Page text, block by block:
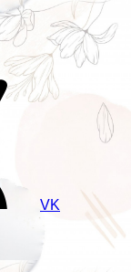
VK